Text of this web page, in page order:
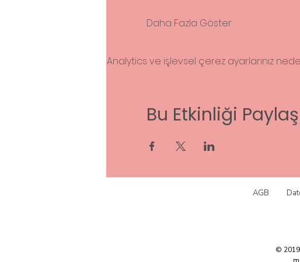
Daha Fazla Göster
Analytics ve işlevsel çerez ayarlarınız
Bu Etkinliği Paylaş
AGB
©